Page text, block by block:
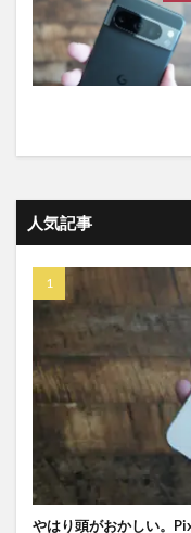
人気記事
やはり頭がおかしい。